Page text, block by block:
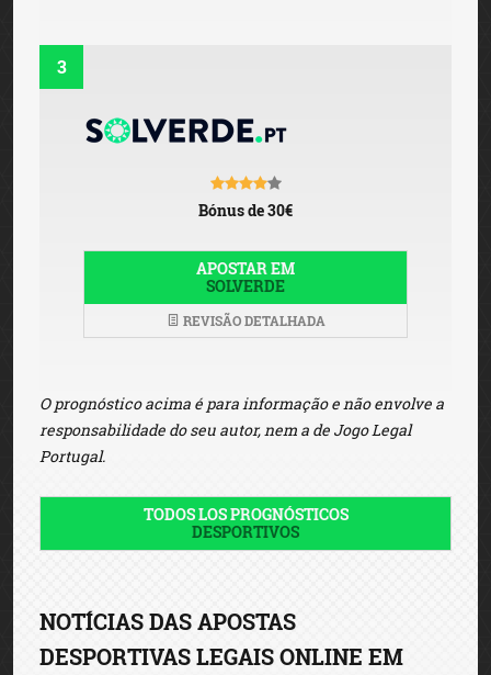
3
Bónus de 30€
APOSTAR EM
SOLVERDE
REVISÃO DETALHADA
O prognóstico acima é para informação e não envolve a
responsabilidade do seu autor, nem a de Jogo Legal
Portugal.
TODOS LOS PROGNÓSTICOS
DESPORTIVOS
NOTÍCIAS DAS APOSTAS
DESPORTIVAS LEGAIS ONLINE EM